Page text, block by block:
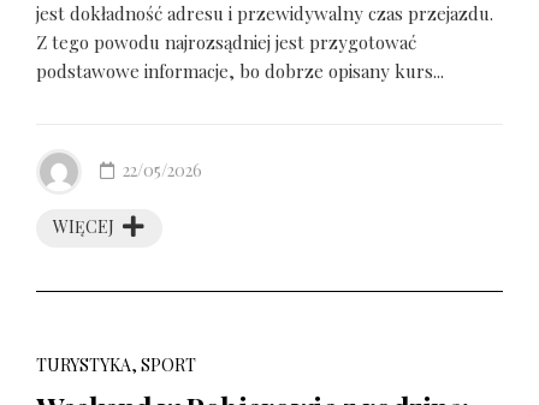
jest dokładność adresu i przewidywalny czas przejazdu.
Z tego powodu najrozsądniej jest przygotować
podstawowe informacje, bo dobrze opisany kurs...
WIĘCEJ
22/05/2026
TURYSTYKA, SPORT